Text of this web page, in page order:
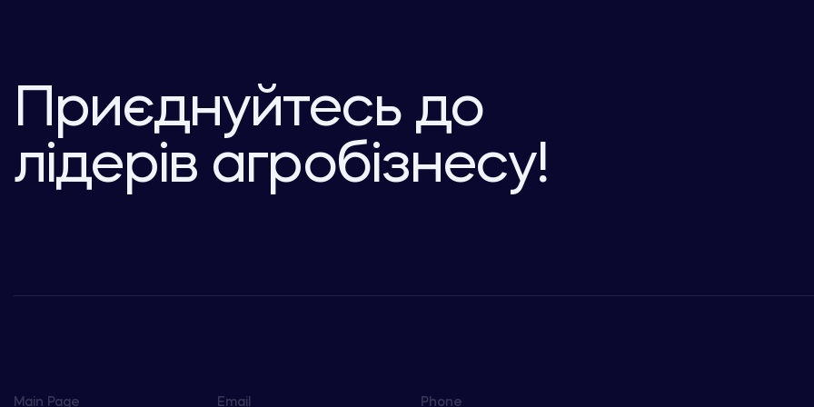
Приєднуйтесь до
лідерів агробізнесу!
Main Page Email Phone